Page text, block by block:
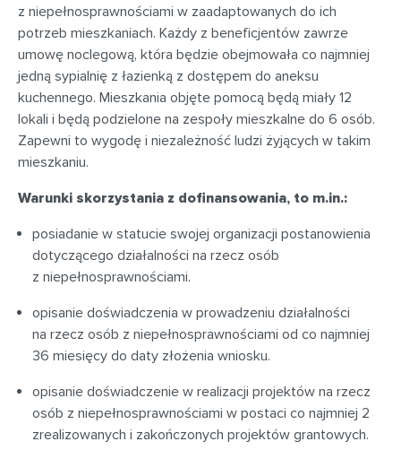
z niepełnosprawnościami w zaadaptowanych do ich
potrzeb mieszkaniach. Każdy z beneficjentów zawrze
umowę noclegową, która będzie obejmowała co najmniej
jedną sypialnię z łazienką z dostępem do aneksu
kuchennego. Mieszkania objęte pomocą będą miały 12
lokali i będą podzielone na zespoły mieszkalne do 6 osób.
Zapewni to wygodę i niezależność ludzi żyjących w takim
mieszkaniu.
Warunki skorzystania z dofinansowania, to m.in.:
posiadanie w statucie swojej organizacji postanowienia
dotyczącego działalności na rzecz osób
z niepełnosprawnościami.
opisanie doświadczenia w prowadzeniu działalności
na rzecz osób z niepełnosprawnościami od co najmniej
36 miesięcy do daty złożenia wniosku.
opisanie doświadczenie w realizacji projektów na rzecz
osób z niepełnosprawnościami w postaci co najmniej 2
zrealizowanych i zakończonych projektów grantowych.